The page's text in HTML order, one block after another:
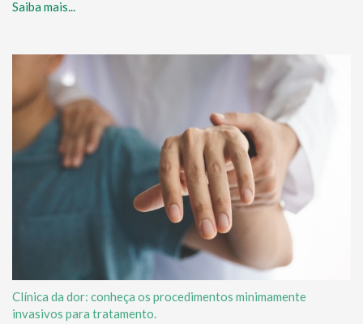
Saiba mais...
Clínica da dor: conheça os procedimentos minimamente
invasivos para tratamento.